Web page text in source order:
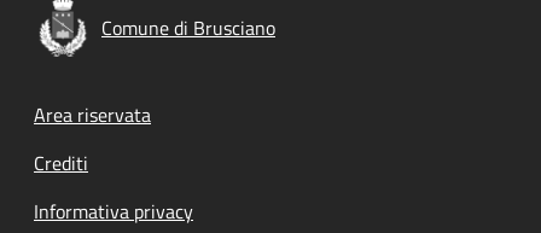
Comune di Brusciano
Footer menu
Area riservata
Crediti
Informativa privacy